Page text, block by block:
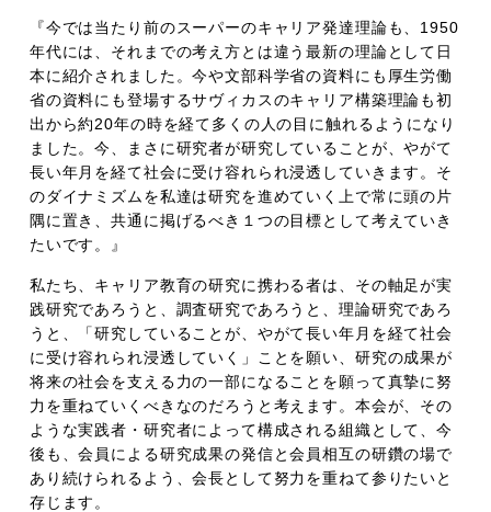
『今では当たり前のスーパーのキャリア発達理論も、1950
年代には、それまでの考え方とは違う最新の理論として日
本に紹介されました。今や文部科学省の資料にも厚生労働
省の資料にも登場するサヴィカスのキャリア構築理論も初
出から約20年の時を経て多くの人の目に触れるようになり
ました。今、まさに研究者が研究していることが、やがて
長い年月を経て社会に受け容れられ浸透していきます。そ
のダイナミズムを私達は研究を進めていく上で常に頭の片
隅に置き、共通に掲げるべき１つの目標として考えていき
たいです。』
私たち、キャリア教育の研究に携わる者は、その軸足が実
践研究であろうと、調査研究であろうと、理論研究であろ
うと、「研究していることが、やがて長い年月を経て社会
に受け容れられ浸透していく」ことを願い、研究の成果が
将来の社会を支える力の一部になることを願って真摯に努
力を重ねていくべきなのだろうと考えます。本会が、その
ような実践者・研究者によって構成される組織として、今
後も、会員による研究成果の発信と会員相互の研鑽の場で
あり続けられるよう、会長として努力を重ねて参りたいと
存じます。